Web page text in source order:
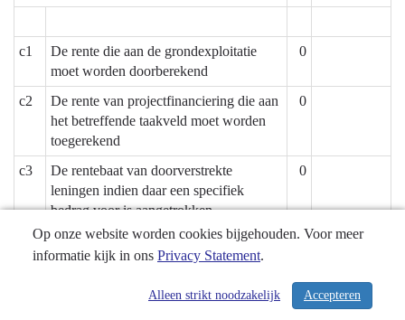
c1
De rente die aan de grondexploitatie
moet worden doorberekend
0
c2
De rente van projectfinanciering die aan
het betreffende taakveld moet worden
toegerekend
0
c3
De rentebaat van doorverstrekte
leningen indien daar een specifiek
bedrag voor is aangetrokken
(=projectfinanciering) die aan het
betreffende taakveld moet worden
0
Aan taakvelden door te rekenen externe rente / 304
Op onze website worden cookies bijgehouden. Voor meer
informatie kijk in ons Privacy Statement.
Accepteren
Alleen strikt noodzakelijk